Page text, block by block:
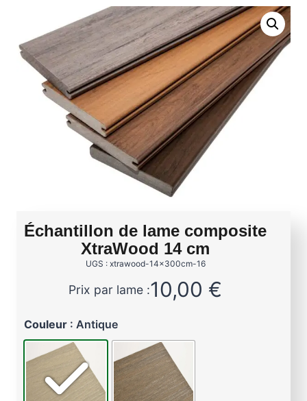
Échantillon de lame composite
XtraWood 14 cm
UGS : xtrawood-14x300cm-16
Prix par lame :10,00 €
Couleur : Antique